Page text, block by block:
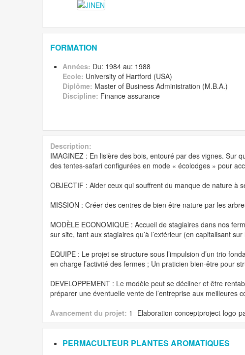
FORMATION
Années: Du: 1984 au: 1988
Ecole: University of Hartford (USA)
Diplôme: Master of Business Administration (M.B.A.)
Discipline: Finance assurance
Description:
IMAGINEZ : En lisière des bois, entouré par des vignes. Sur
des tentes-safari configurées en mode « écolodges » pour
OBJECTIF : Aider ceux qui souffrent du manque de nature à
MISSION : Créer des centres de bien être nature par les
MODÈLE ECONOMIQUE : Accueil de stagiaires dans nos
sur site, tant aux stagiaires qu’à l’extérieur (en capitalisant
EQUIPE : Le projet se structure sous l’impulsion d’un trio
en charge l’activité des fermes ; Un praticien bien-être pour
DEVELOPPEMENT : Le modèle peut se décliner et être
préparer une éventuelle vente de l’entreprise aux meilleures
Avancement du projet: 1- Elaboration conceptproject-logo-
PERMACULTEUR PLANTES AROMATIQUES